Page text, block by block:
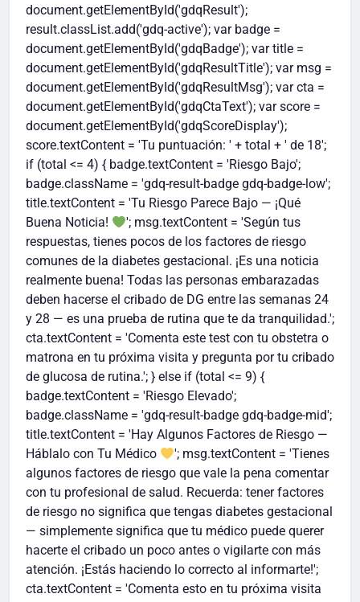
document.getElementById('gdqResult');
result.classList.add('gdq-active'); var badge =
document.getElementById('gdqBadge'); var title =
document.getElementById('gdqResultTitle'); var msg =
document.getElementById('gdqResultMsg'); var cta =
document.getElementById('gdqCtaText'); var score =
document.getElementById('gdqScoreDisplay');
score.textContent = 'Tu puntuación: ' + total + ' de 18';
if (total <= 4) { badge.textContent = 'Riesgo Bajo';
badge.className = 'gdq-result-badge gdq-badge-low';
title.textContent = 'Tu Riesgo Parece Bajo — ¡Qué
Buena Noticia!
'; msg.textContent = 'Según tus
respuestas, tienes pocos de los factores de riesgo
comunes de la diabetes gestacional. ¡Es una noticia
realmente buena! Todas las personas embarazadas
deben hacerse el cribado de DG entre las semanas 24
y 28 — es una prueba de rutina que te da tranquilidad.';
cta.textContent = 'Comenta este test con tu obstetra o
matrona en tu próxima visita y pregunta por tu cribado
de glucosa de rutina.'; } else if (total <= 9) {
badge.textContent = 'Riesgo Elevado';
badge.className = 'gdq-result-badge gdq-badge-mid';
title.textContent = 'Hay Algunos Factores de Riesgo —
Háblalo con Tu Médico
'; msg.textContent = 'Tienes
algunos factores de riesgo que vale la pena comentar
con tu profesional de salud. Recuerda: tener factores
de riesgo no significa que tengas diabetes gestacional
— simplemente significa que tu médico puede querer
hacerte el cribado un poco antes o vigilarte con más
atención. ¡Estás haciendo lo correcto al informarte!';
cta.textContent = 'Comenta esto en tu próxima visita